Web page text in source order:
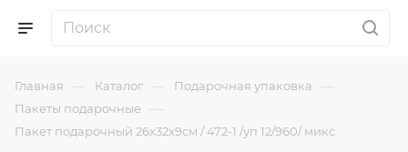
Главная — Каталог — Подарочная упаковка —
Пакеты подарочные —
Пакет подарочный 26x32x9см / 472-1 /уп 12/960/ микс